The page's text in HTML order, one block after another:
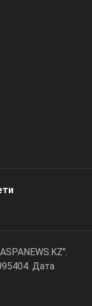
Дата